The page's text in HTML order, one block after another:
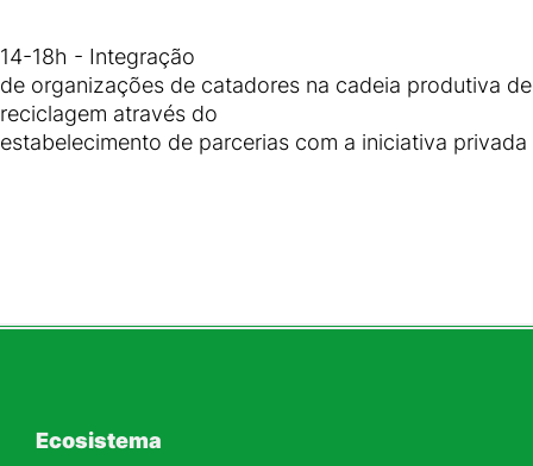
14-18h - Integração
de organizações de catadores na cadeia produtiva de
reciclagem através do
estabelecimento de parcerias com a iniciativa privada
Ecosistema